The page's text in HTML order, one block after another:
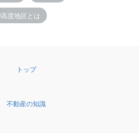
高度地区とは
トップ
不動産の知識